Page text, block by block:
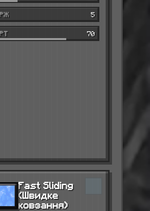
5
70
Fast Sliding
(Швидке
ковзання)